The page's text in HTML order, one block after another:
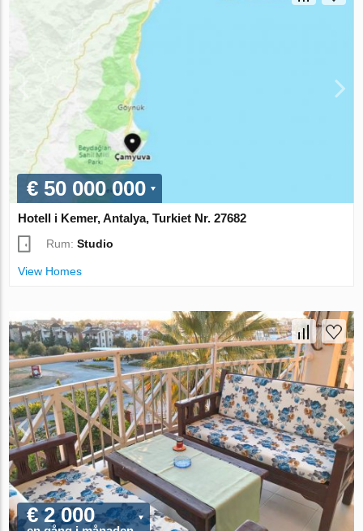
€ 50 000 000
Hotell i Kemer, Antalya, Turkiet Nr. 27682
Rum:Studio
View Homes
€ 2 000